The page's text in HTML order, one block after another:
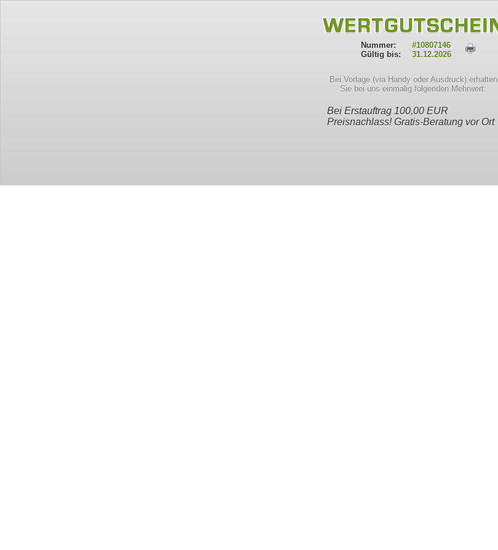
Nummer: #10807146
Gültig bis:
31.12.2026
Bei Vorlage (via Handy oder Ausdruck) erhalten
Sie bei uns einmalig folgenden Mehrwert:
Bei Erstauftrag 100,00 EUR
Preisnachlass! Gratis-Beratung vor Ort